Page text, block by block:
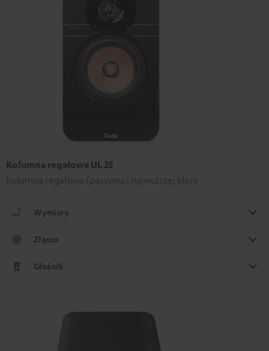
Kolumna regałowa UL 25
Kolumna regałowa (pasywna) najwyższej klasy
Wymiary
Złącza
Głośnik